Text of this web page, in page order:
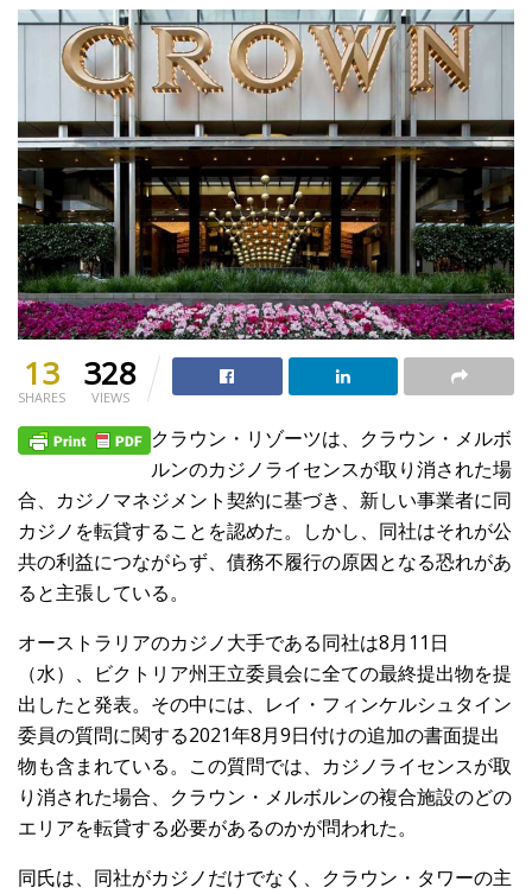
13
SHARES
328
VIEWS
クラウン・リゾーツは、クラウン・メルボ
ルンのカジノライセンスが取り消された場
合、カジノマネジメント契約に基づき、新しい事業者に同
カジノを転貸することを認めた。しかし、同社はそれが公
共の利益につながらず、債務不履行の原因となる恐れがあ
ると主張している。
オーストラリアのカジノ大手である同社は8月11日
（水）、ビクトリア州王立委員会に全ての最終提出物を提
出したと発表。その中には、レイ・フィンケルシュタイン
委員の質問に関する2021年8月9日付けの追加の書面提出
物も含まれている。この質問では、カジノライセンスが取
り消された場合、クラウン・メルボルンの複合施設のどの
エリアを転貸する必要があるのかが問われた。
同氏は、同社がカジノだけでなく、クラウン・タワーの主